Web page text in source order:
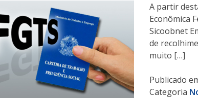
A partir
Econômica
Sicoobnet
de
muito […]
Publicado
Categoria